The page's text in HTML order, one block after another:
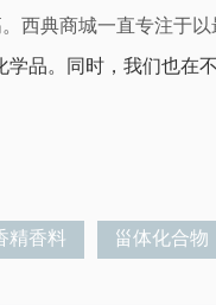
西典商城一直专注于
品。同时，我们也在
精香料 甾体化合物